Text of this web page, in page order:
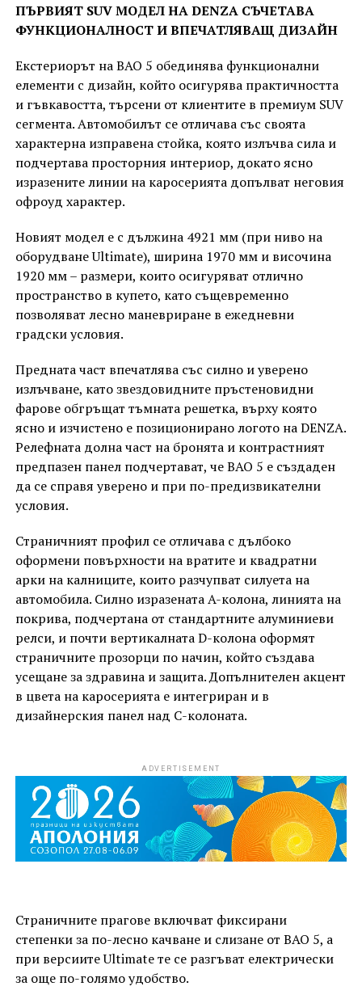
ПЪРВИЯТ SUV МОДЕЛ НА DENZA СЪЧЕТАВА
ФУНКЦИОНАЛНОСТ И ВПЕЧАТЛЯВАЩ ДИЗАЙН
Екстериорът на BAO 5 обединява функционални
елементи с дизайн, който осигурява практичността
и гъвкавостта, търсени от клиентите в премиум SUV
сегмента. Автомобилът се отличава със своята
характерна изправена стойка, която излъчва сила и
подчертава просторния интериор, докато ясно
изразените линии на каросерията допълват неговия
офроуд характер.
Новият модел е с дължина 4921 мм (при ниво на
оборудване Ultimate), ширина 1970 мм и височина
1920 мм – размери, които осигуряват отлично
пространство в купето, като същевременно
позволяват лесно маневриране в ежедневни
градски условия.
Предната част впечатлява със силно и уверено
излъчване, като звездовидните пръстеновидни
фарове обгръщат тъмната решетка, върху която
ясно и изчистено е позиционирано логото на DENZA.
Релефната долна част на бронята и контрастният
предпазен панел подчертават, че BAO 5 е създаден
да се справя уверено и при по-предизвикателни
условия.
Страничният профил се отличава с дълбоко
оформени повърхности на вратите и квадратни
арки на калниците, които разчупват силуета на
автомобила. Силно изразената A-колона, линията на
покрива, подчертана от стандартните алуминиеви
релси, и почти вертикалната D-колона оформят
страничните прозорци по начин, който създава
усещане за здравина и защита. Допълнителен акцент
в цвета на каросерията е интегриран и в
дизайнерския панел над C-колоната.
ADVERTISEMENT
Страничните прагове включват фиксирани
степенки за по-лесно качване и слизане от BAO 5, а
при версиите Ultimate те се разгъват електрически
за още по-голямо удобство.